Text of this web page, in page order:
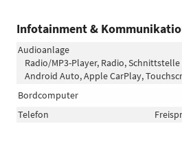
Infotainment &
Audioanlage
Radio/MP3-Player, Radio,
Android Auto, Apple CarPlay,
Bordcomputer
Telefon